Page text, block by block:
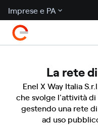
Imprese e PA
La rete
Enel X Way Italia
che svolge l'attività di
gestendo una rete
ad uso